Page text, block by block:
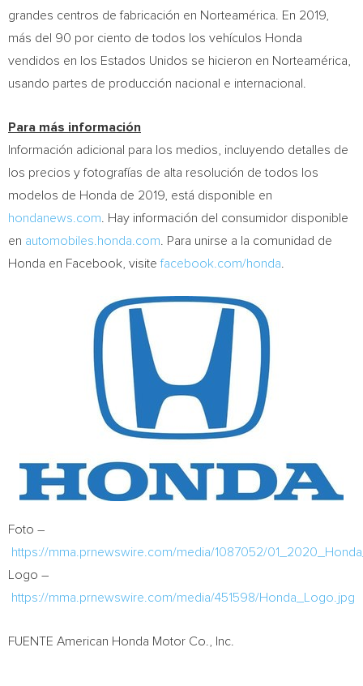
grandes centros de fabricación en Norteamérica. En 2019,
más del 90 por ciento de todos los vehículos Honda
vendidos en los Estados Unidos se hicieron en Norteamérica,
usando partes de producción nacional e internacional.
Para más información
Información adicional para los medios, incluyendo detalles de
los precios y fotografías de alta resolución de todos los
modelos de Honda de 2019, está disponible en
hondanews.com . Hay información del consumidor disponible
en automobiles.honda.com . Para unirse a la comunidad de
Honda en Facebook, visitefacebook.com/honda
Foto –
https://mma.prnewswire.com/media/1087052/
Logo –
https://mma.prnewswire.com/media/451598/Honda_Logo.jpg
FUENTE American Honda Motor Co., Inc.